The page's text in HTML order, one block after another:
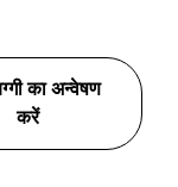
का अन्वेषण
करें